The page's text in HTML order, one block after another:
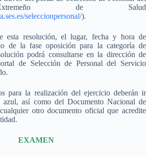
de Salud
seleccionpersonal/).
esta resolución, el lugar, fecha y hora de
de la fase oposición para la categoría de
podrá consultarse en la dirección de
de Selección de Personal del Servicio
para la realización del ejercicio deberán ir
azul, así como del Documento Nacional de
otro documento oficial que acredite
EXAMEN